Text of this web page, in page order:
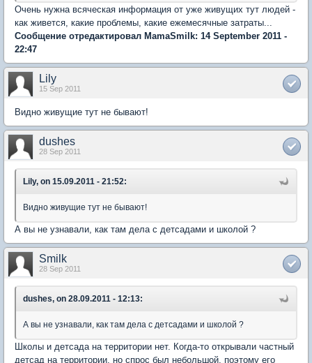
Очень нужна всяческая информация от уже живущих тут людей -
как живется, какие проблемы, какие ежемесячные затраты...
Сообщение отредактировал MamaSmilk: 14 September 2011 -
22:47
Lily
15 Sep 2011
Видно живущие тут не бывают!
dushes
28 Sep 2011
Lily, on 15.09.2011 - 21:52:
Видно живущие тут не бывают!
А вы не узнавали, как там дела с детсадами и школой ?
Smilk
28 Sep 2011
dushes, on 28.09.2011 - 12:13:
А вы не узнавали, как там дела с детсадами и школой ?
Школы и детсада на территории нет. Когда-то открывали частный
детсад на территории, но спрос был небольшой, поэтому его